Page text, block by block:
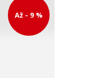
Až - 9 %